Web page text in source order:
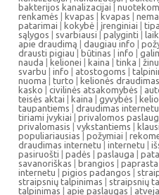
bakterijos kanalizacijai |
renkamės | kvapas | kvapas |
patarimai | kokybė | įrenginiai |
sąlygos | svarbiausi |palyginti |
apie draudimą | daugiau info |
drausti pigiau| būtinas | info |
nauda | kelionei | kaina | tinka |
svarbu | info | atostogoms |
nuoma | turto | kelionės draudimas
kasko | civilinės atsakomybės |
teisės aktai | kaina | gyvybės |
taupantiems | draudimas internetu
tiriami įvykiai | privalomos
privalomasis | vykstantiems |
populiariausias | požymiai |
draudimas internetu | internetu |
pasiruošti | padės | paslauga |
savanoriškas | brangios | paprasta
internetu | pigios padangos |
straipsnių talpinimas | straipsnių
talpinimas | apie paslaugas |